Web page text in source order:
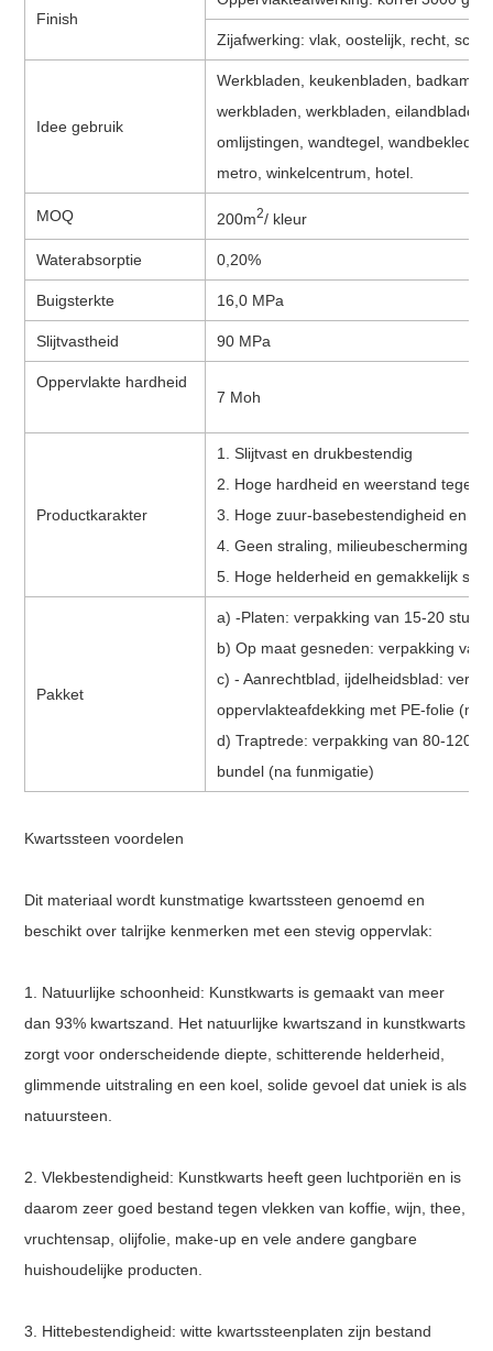
Finish
Zijafwerking: vlak, oostelijk, recht,
Idee gebruik
Werkbladen, keukenbladen,
werkbladen, werkbladen,
omlijstingen, wandtegel,
metro, winkelcentrum, hotel.
MOQ 200m2/ kleur
Waterabsorptie 0,20%
Buigsterkte 16,0 MPa
Slijtvastheid 90 MPa
Oppervlakte hardheid
7 Moh
Productkarakter
1. Slijtvast en drukbestendig
2. Hoge hardheid en weerstand tegen
3. Hoge zuur-basebestendigheid en
4. Geen straling, milieubescherming
5. Hoge helderheid en gemakkelijk
Pakket
a) -Platen: verpakking van 15-20
b) Op maat gesneden: verpakking
c) - Aanrechtblad, ijdelheidsblad:
oppervlakteafdekking met PE-folie (na
d) Traptrede: verpakking van 80-120
bundel (na funmigatie)
Kwartssteen voordelen
Dit materiaal wordt kunstmatige kwartssteen genoemd en
beschikt over talrijke kenmerken met een stevig oppervlak:
1. Natuurlijke schoonheid: Kunstkwarts is gemaakt van meer
dan 93% kwartszand. Het natuurlijke kwartszand in kunstkwarts
zorgt voor onderscheidende diepte, schitterende helderheid,
glimmende uitstraling en een koel, solide gevoel dat uniek is als
natuursteen.
2. Vlekbestendigheid: Kunstkwarts heeft geen luchtporiën en is
daarom zeer goed bestand tegen vlekken van koffie, wijn, thee,
vruchtensap, olijfolie, make-up en vele andere gangbare
huishoudelijke producten.
3. Hittebestendigheid: witte kwartssteenplaten zijn bestand